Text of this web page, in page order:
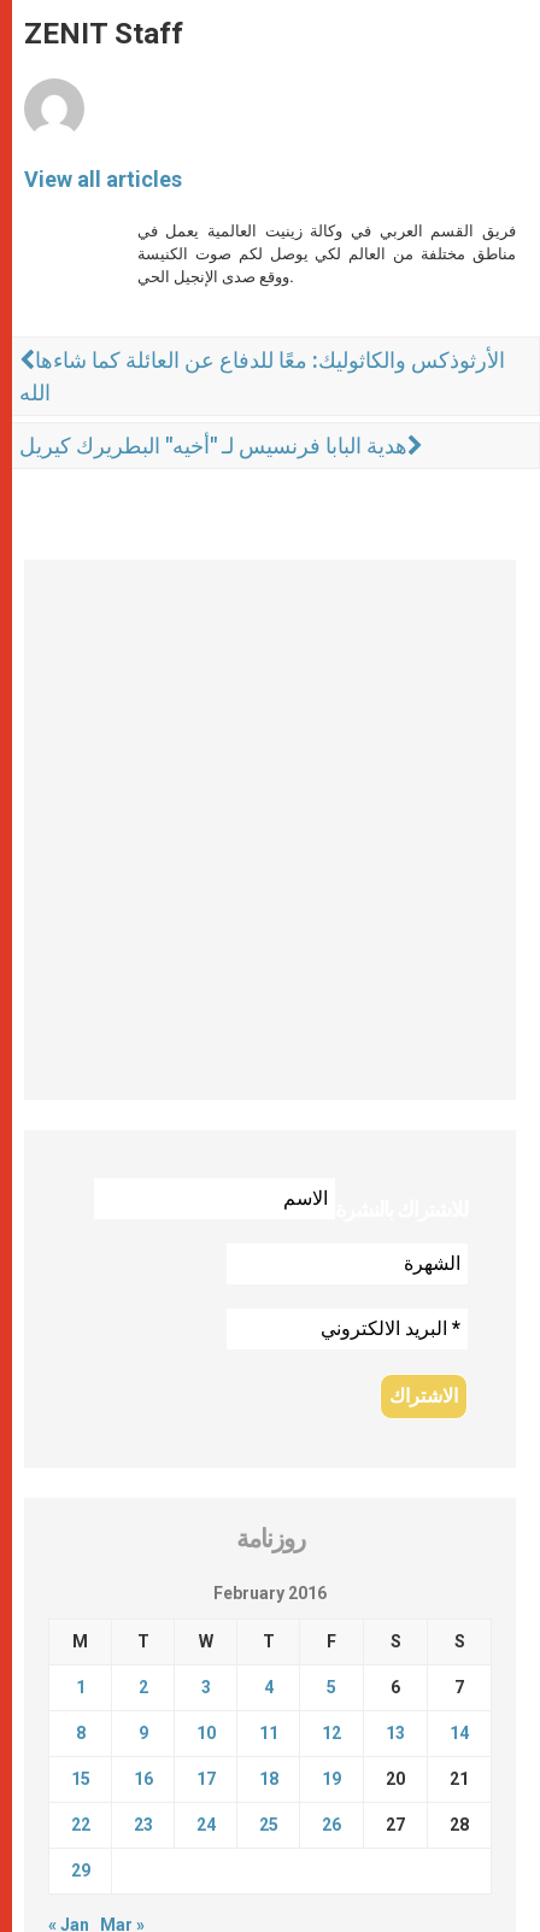
p
p
g
e
o
k
ZENIT Staff
View all articles
فريق القسم العربي في وكالة زينيت العالمية يعمل في
مناطق مختلفة من العالم لكي يوصل لكم صوت الكنيسة
ووقع صدى الإنجيل الحي.
الأرثوذكس والكاثوليك: معًا للدفاع عن العائلة كما شاءها
الله
هدية البابا فرنسيس لـ "أخيه" البطريرك كيريل
روزنامة
February 2016
M T W T F S S
1 2 3 4 5 6 7
8 9 10 11 12 13 14
15 16 17 18 19 20 21
22 23 24 25 26 27 28
29
« Jan Mar »